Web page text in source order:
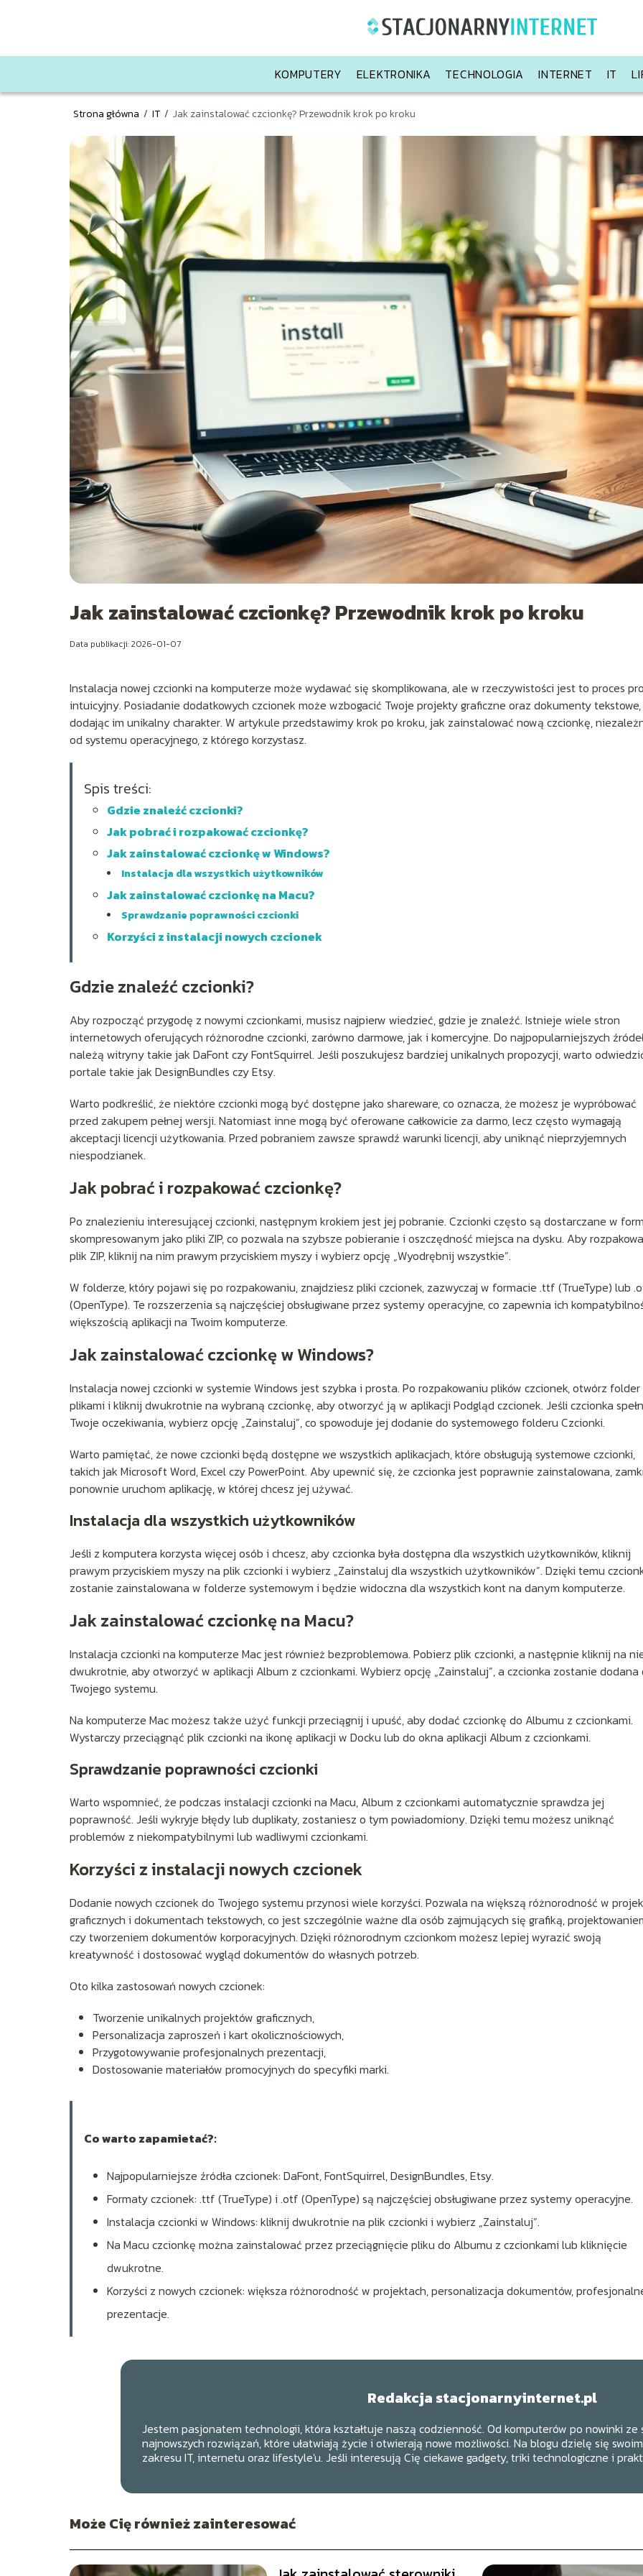
KOMPUTERY ELEKTRONIKA TECHNOLOGIA INTERNET IT
Strona główna / IT / Jak zainstalować czcionkę? Przewodnik krok po kroku
Jak zainstalować czcionkę? Przewodnik krok po kroku
Data publikacji: 2026-01-07
Instalacja nowej czcionki na komputerze może wydawać się skomplikowana, ale w rzeczywistości jest to proces
intuicyjny. Posiadanie dodatkowych czcionek może wzbogacić Twoje projekty graficzne oraz dokumenty tekstowe,
dodając im unikalny charakter. W artykule przedstawimy krok po kroku, jak zainstalować nową czcionkę,
od systemu operacyjnego, z którego korzystasz.
Spis treści:
Gdzie znaleźć czcionki?
Jak pobrać i rozpakować czcionkę?
Jak zainstalować czcionkę w Windows?
Instalacja dla wszystkich użytkowników
Jak zainstalować czcionkę na Macu?
Sprawdzanie poprawności czcionki
Korzyści z instalacji nowych czcionek
Gdzie znaleźć czcionki?
Aby rozpocząć przygodę z nowymi czcionkami, musisz najpierw wiedzieć, gdzie je znaleźć. Istnieje wiele stron
internetowych oferujących różnorodne czcionki, zarówno darmowe, jak i komercyjne. Do najpopularniejszych
należą witryny takie jak DaFont czy FontSquirrel. Jeśli poszukujesz bardziej unikalnych propozycji, warto
portale takie jak DesignBundles czy Etsy.
Warto podkreślić, że niektóre czcionki mogą być dostępne jako shareware, co oznacza, że możesz je wypróbować
przed zakupem pełnej wersji. Natomiast inne mogą być oferowane całkowicie za darmo, lecz często wymagają
akceptacji licencji użytkowania. Przed pobraniem zawsze sprawdź warunki licencji, aby uniknąć nieprzyjemnych
niespodzianek.
Jak pobrać i rozpakować czcionkę?
Po znalezieniu interesującej czcionki, następnym krokiem jest jej pobranie. Czcionki często są dostarczane w
skompresowanym jako pliki ZIP, co pozwala na szybsze pobieranie i oszczędność miejsca na dysku. Aby
plik ZIP, kliknij na nim prawym przyciskiem myszy i wybierz opcję „Wyodrębnij wszystkie”.
W folderze, który pojawi się po rozpakowaniu, znajdziesz pliki czcionek, zazwyczaj w formacie .ttf (TrueType) lub
(OpenType). Te rozszerzenia są najczęściej obsługiwane przez systemy operacyjne, co zapewnia ich
większością aplikacji na Twoim komputerze.
Jak zainstalować czcionkę w Windows?
Instalacja nowej czcionki w systemie Windows jest szybka i prosta. Po rozpakowaniu plików czcionek, otwórz folder
plikami i kliknij dwukrotnie na wybraną czcionkę, aby otworzyć ją w aplikacji Podgląd czcionek. Jeśli czcionka
Twoje oczekiwania, wybierz opcję „Zainstaluj”, co spowoduje jej dodanie do systemowego folderu Czcionki.
Warto pamiętać, że nowe czcionki będą dostępne we wszystkich aplikacjach, które obsługują systemowe czcionki,
takich jak Microsoft Word, Excel czy PowerPoint. Aby upewnić się, że czcionka jest poprawnie zainstalowana,
ponownie uruchom aplikację, w której chcesz jej używać.
Instalacja dla wszystkich użytkowników
Jeśli z komputera korzysta więcej osób i chcesz, aby czcionka była dostępna dla wszystkich użytkowników, kliknij
prawym przyciskiem myszy na plik czcionki i wybierz „Zainstaluj dla wszystkich użytkowników”. Dzięki temu
zostanie zainstalowana w folderze systemowym i będzie widoczna dla wszystkich kont na danym komputerze.
Jak zainstalować czcionkę na Macu?
Instalacja czcionki na komputerze Mac jest również bezproblemowa. Pobierz plik czcionki, a następnie kliknij na
dwukrotnie, aby otworzyć w aplikacji Album z czcionkami. Wybierz opcję „Zainstaluj”, a czcionka zostanie dodana
Twojego systemu.
Na komputerze Mac możesz także użyć funkcji przeciągnij i upuść, aby dodać czcionkę do Albumu z czcionkami.
Wystarczy przeciągnąć plik czcionki na ikonę aplikacji w Docku lub do okna aplikacji Album z czcionkami.
Sprawdzanie poprawności czcionki
Warto wspomnieć, że podczas instalacji czcionki na Macu, Album z czcionkami automatycznie sprawdza jej
poprawność. Jeśli wykryje błędy lub duplikaty, zostaniesz o tym powiadomiony. Dzięki temu możesz uniknąć
problemów z niekompatybilnymi lub wadliwymi czcionkami.
Korzyści z instalacji nowych czcionek
Dodanie nowych czcionek do Twojego systemu przynosi wiele korzyści. Pozwala na większą różnorodność w
graficznych i dokumentach tekstowych, co jest szczególnie ważne dla osób zajmujących się grafiką,
czy tworzeniem dokumentów korporacyjnych. Dzięki różnorodnym czcionkom możesz lepiej wyrazić swoją
kreatywność i dostosować wygląd dokumentów do własnych potrzeb.
Oto kilka zastosowań nowych czcionek:
Tworzenie unikalnych projektów graficznych,
Personalizacja zaproszeń i kart okolicznościowych,
Przygotowywanie profesjonalnych prezentacji,
Dostosowanie materiałów promocyjnych do specyfiki marki.
Co warto zapamietać?:
Najpopularniejsze źródła czcionek: DaFont, FontSquirrel, DesignBundles, Etsy.
Formaty czcionek: .ttf (TrueType) i .otf (OpenType) są najczęściej obsługiwane przez systemy operacyjne.
Instalacja czcionki w Windows: kliknij dwukrotnie na plik czcionki i wybierz „Zainstaluj”.
Na Macu czcionkę można zainstalować przez przeciągnięcie pliku do Albumu z czcionkami lub kliknięcie
dwukrotne.
Korzyści z nowych czcionek: większa różnorodność w projektach, personalizacja dokumentów,
prezentacje.
Redakcja stacjonarnyinternet.pl
Jestem pasjonatem technologii, która kształtuje naszą codzienność. Od komputerów po nowinki
najnowszych rozwiązań, które ułatwiają życie i otwierają nowe możliwości. Na blogu dzielę się
zakresu IT, internetu oraz lifestyle'u. Jeśli interesują Cię ciekawe gadgety, triki technologiczne i
Może Cię również zainteresować